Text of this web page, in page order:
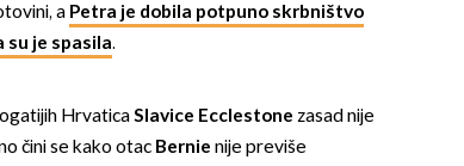
a Petra je dobila potpuno skrbništvo
su je spasila.
HrvaticaSlavice Ecclestone zasad nije
čini se kako otac Bernie nije previše